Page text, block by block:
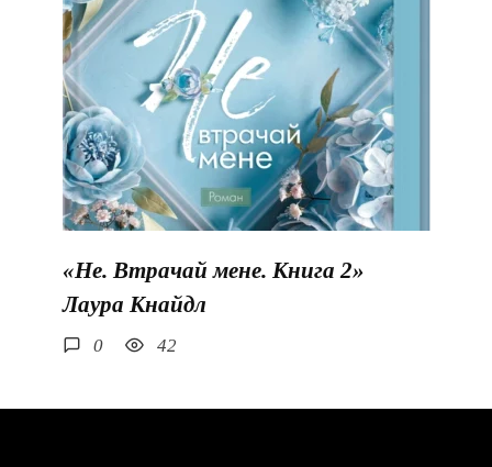
«Не. Втрачай мене. Книга 2»
Лаура Кнайдл
0 42